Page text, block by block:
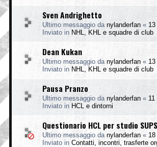
Sven Andrighetto
Ultimo messaggio da nylanderfan «
Inviato in NHL, KHL e squadre di club
Dean Kukan
Ultimo messaggio da nylanderfan «
Inviato in NHL, KHL e squadre di club
Pausa Pranzo
Ultimo messaggio da nylanderfan «
Inviato in HCL e dintorni
Questionario HCL per studio
Ultimo messaggio da nylanderfan «
Inviato in Contatti, incontri, trasferte